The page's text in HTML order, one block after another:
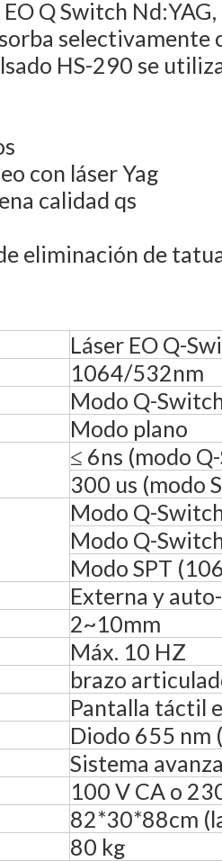
Q Switch
HS-290 se
con láser Yag
calidad qs
eliminación de
Láser EO Q-
1064/532nm
Modo Q-
Modo plano
≤ 6ns (modo
300 us (modo
Modo Q-
Modo Q-
Modo SPT
Externa y
2~10mm
Máx. 10 HZ
brazo
Pantalla táctil
Diodo 655 nm
Sistema
100 V CA o
82*30*88cm
80 kg